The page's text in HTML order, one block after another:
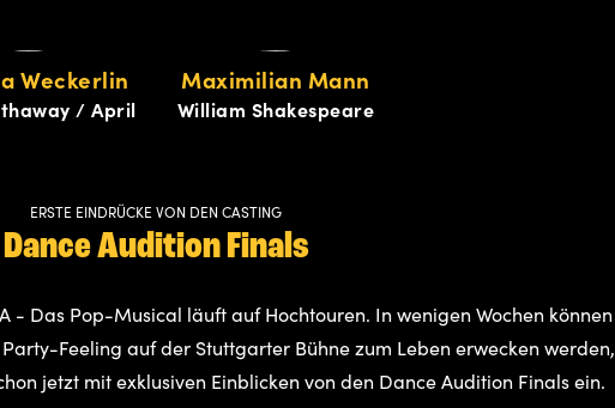
Weckerlin
/ April
Maximilian Mann
William Shakespeare
ERSTE EINDRÜCKE VON DEN CASTING
Dance Audition Finals
- Das Pop-Musical läuft auf Hochtouren. In wenigen Wochen können
Feeling auf der Stuttgarter Bühne zum Leben erwecken werden,
jetzt mit exklusiven Einblicken von den Dance Audition Finals ein.